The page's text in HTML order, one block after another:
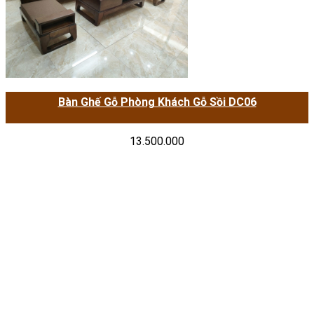
Bàn Ghế Gỗ Phòng Khách Gỗ Sồi DC06
13.500.000